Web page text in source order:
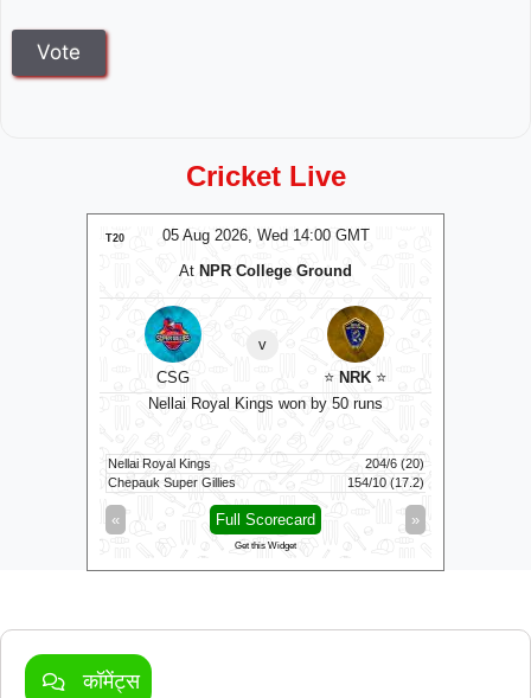
Cricket Live
05 Aug 2026, Wed 14:00 GMT
T20
At NPR College Ground
CSG
v
⭐ NRK ⭐
Nellai Royal Kings won by 50 runs
Nellai Royal Kings
204/6 (20)
Chepauk Super Gillies
154/10 (17.2)
« »
Full Scorecard
Get this Widget
कॉमेंट्स